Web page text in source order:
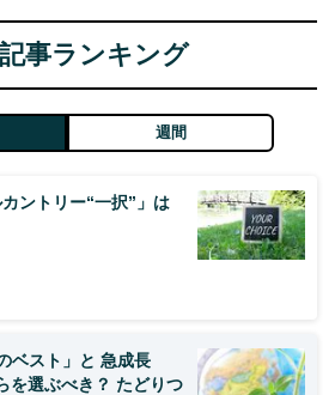
事ランキング
週間
ントリー“一択”」は
ベスト」と 急成長
を選ぶべき？ たどりつ